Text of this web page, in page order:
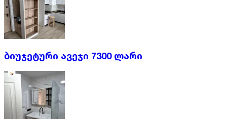
ბიუჯეტური ავეჯი 7300 ლარი